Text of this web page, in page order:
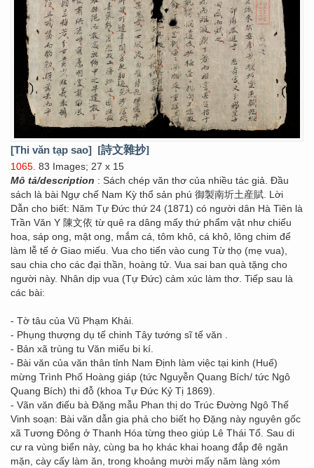
[Thi văn tạp sao] [詩文雜抄]
1065 . 83 Images; 27 x 15
Mô tả/description : Sách chép văn thơ của nhiều tác giả. Đầu
sách là bài Ngự chế Nam Kỳ thổ sản phú 御製南圻土産賦. Lời
Dẫn cho biết: Năm Tự Đức thứ 24 (1871) có người dân Hà Tiên là
Trần Văn Y 陳文依 từ quê ra dâng mấy thứ phẩm vật như chiếu
hoa, sáp ong, mật ong, mắm cá, tôm khô, cá khô, lông chim để
làm lễ tế ở Giao miếu. Vua cho tiến vào cung Từ thọ (mẹ vua),
sau chia cho các đại thần, hoàng tử. Vua sai ban quà tặng cho
người này. Nhân dịp vua (Tự Đức) cảm xúc làm thơ. Tiếp sau là
các bài:
- Tờ tâu của Vũ Phạm Khải.
- Phụng thượng dụ tế chinh Tây tướng sĩ tế văn .
- Bản xã trùng tu Văn miếu bi kí.
- Bài văn của văn thân tỉnh Nam Định làm việc tại kinh (Huế)
mừng Trình Phố Hoàng giáp (tức Nguyễn Quang Bích/ tức Ngô
Quang Bích) thi đỗ (khoa Tự Đức Kỷ Tị 1869).
- Vãn văn điếu bà Đặng mẫu Phan thị do Trúc Đường Ngô Thế
Vinh soạn: Bài vãn dẫn gia phả cho biết họ Đặng này nguyên gốc
xã Tương Đông ở Thanh Hóa từng theo giúp Lê Thái Tổ. Sau di
cư ra vùng biển này, cùng ba họ khác khai hoang đắp đê ngăn
mặn, cày cấy làm ăn, trong khoảng mười mấy năm làng xóm